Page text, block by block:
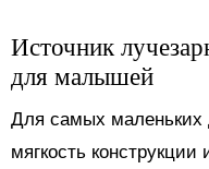
Источник
для малышей
Для самых маленьких
мягкость